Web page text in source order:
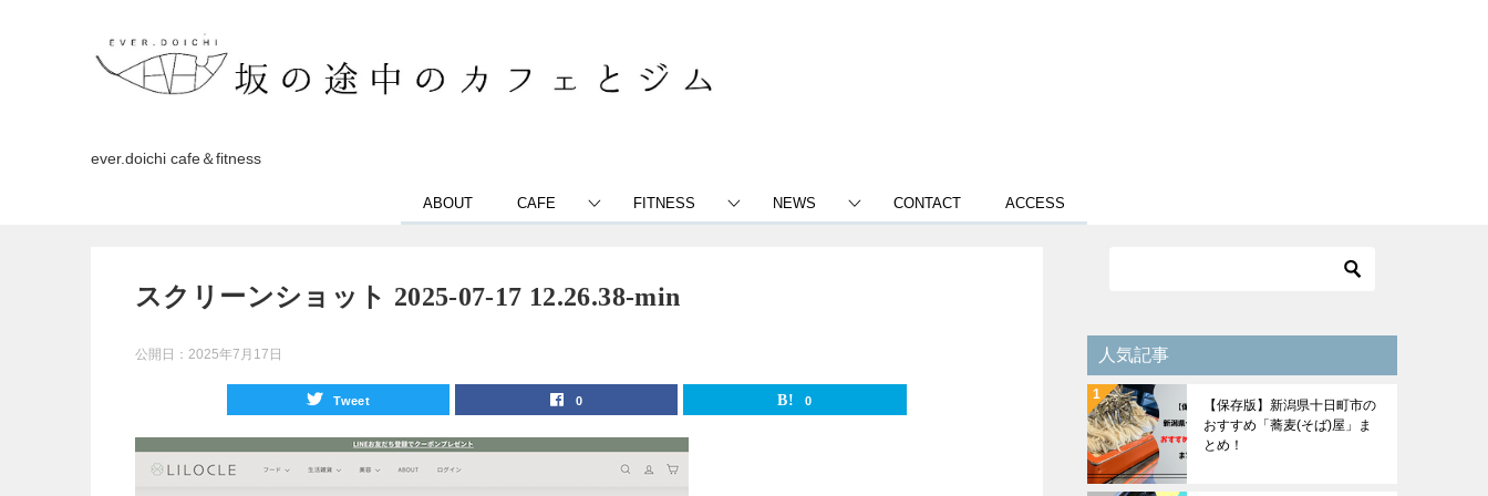
ever.doichi cafe＆fitness
ABOUT CAFE FITNESS NEWS CONTACT ACCESS
スクリーンショット 2025-07-17 12.26.38-min
公開日： 2025年7月17日
Tweet 0 0
人気記事
【保存版】新潟県十日町市の
おすすめ「蕎麦(そば)屋」ま
とめ！